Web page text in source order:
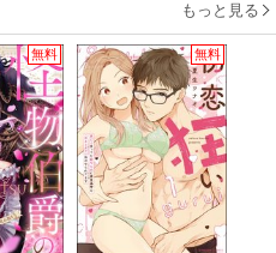
もっと見る
無料 無料